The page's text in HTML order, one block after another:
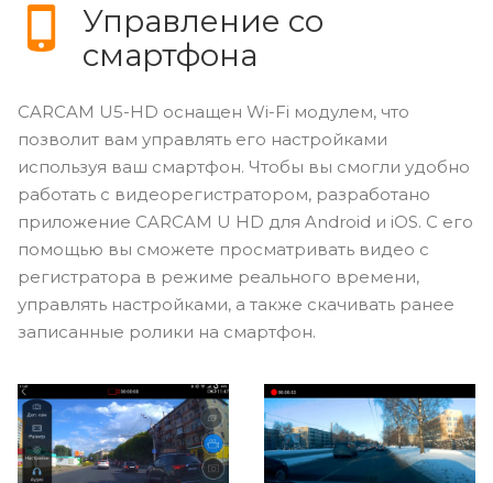
Управление со
смартфона
CARCAM U5-HD оснащен Wi-Fi модулем, что
позволит вам управлять его настройками
используя ваш смартфон. Чтобы вы смогли удобно
работать с видеорегистратором, разработано
приложение CARCAM U HD для Android и iOS. С его
помощью вы сможете просматривать видео с
регистратора в режиме реального времени,
управлять настройками, а также скачивать ранее
записанные ролики на смартфон.